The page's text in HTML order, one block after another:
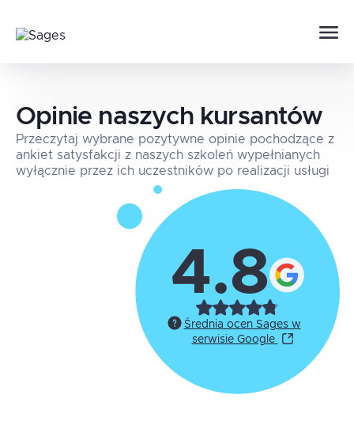
Opinie naszych kursantów
Przeczytaj wybrane pozytywne opinie pochodzące z
ankiet satysfakcji z naszych szkoleń wypełnianych
wyłącznie przez ich uczestników po realizacji usługi
4.8
Średnia ocen Sages w
serwisie Google